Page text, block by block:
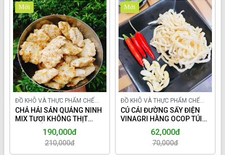
ĐỒ KHÔ VÀ THỰC PHẨM CHẾ
BIẾN TRONG NƯỚC
CHẢ HẢI SẢN QUẢNG NINH
MIX TƯƠI KHÔNG THỊT
LỢN,KHÔNG BỘT.
190,000đ
210,000đ
Mới
ĐỒ KHÔ VÀ THỰC PHẨM CHẾ
BIẾN TRONG NƯỚC
CỦ CẢI ĐƯỜNG SẤY ĐIỆN
VINAGRI HÀNG OCOP TÚI
62,000đ
70,000đ
Mới